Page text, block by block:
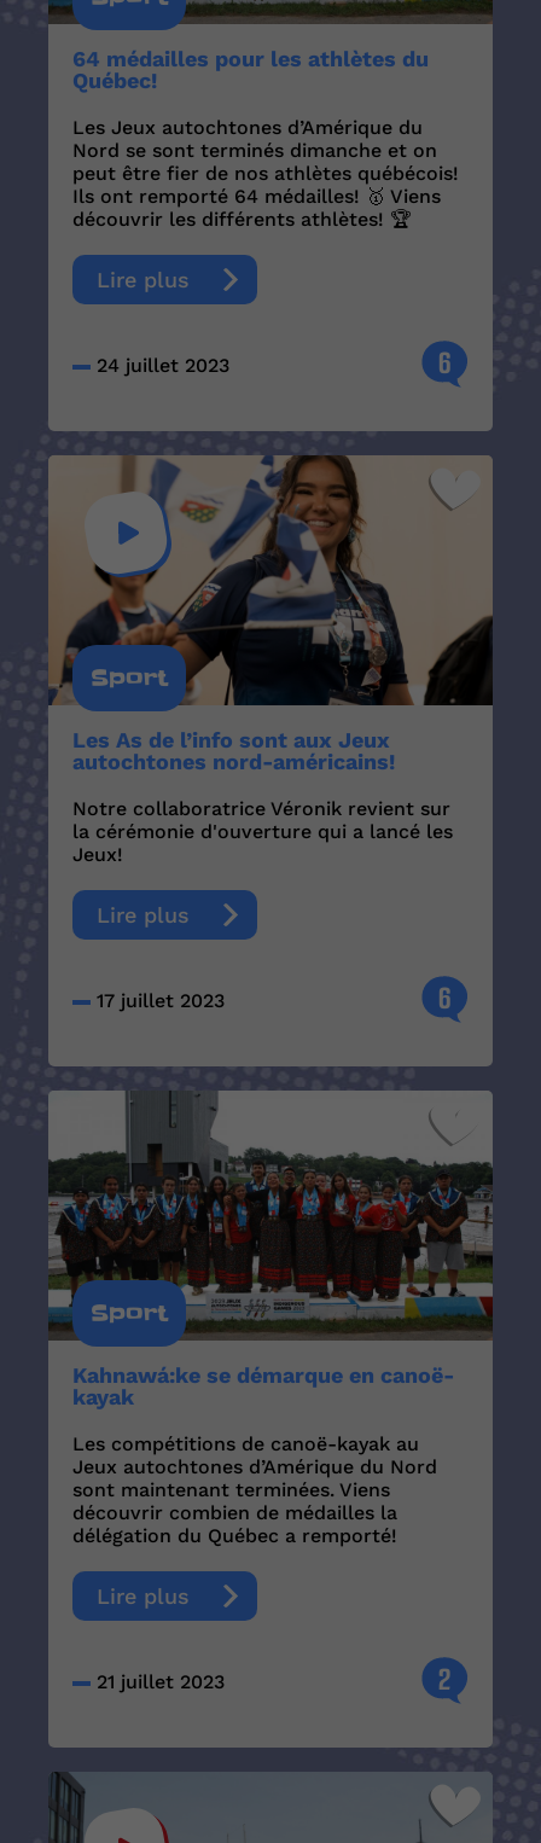
64 médailles pour les athlètes du
Québec!
Les Jeux autochtones d’Amérique du
Nord se sont terminés dimanche et on
peut être fier de nos athlètes québécois!
Ils ont remporté 64 médailles! 🥇 Viens
découvrir les différents athlètes! 🏆
Lire plus
24 juillet 2023 6
Sport
Les As de l’info sont aux Jeux
autochtones nord-américains!
Notre collaboratrice Véronik revient sur
la cérémonie d'ouverture qui a lancé les
Jeux!
Lire plus
17 juillet 2023 6
Sport
Kahnawá:ke se démarque en canoë-
kayak
Les compétitions de canoë-kayak au
Jeux autochtones d’Amérique du Nord
sont maintenant terminées. Viens
découvrir combien de médailles la
délégation du Québec a remporté!
Lire plus
21 juillet 2023 2